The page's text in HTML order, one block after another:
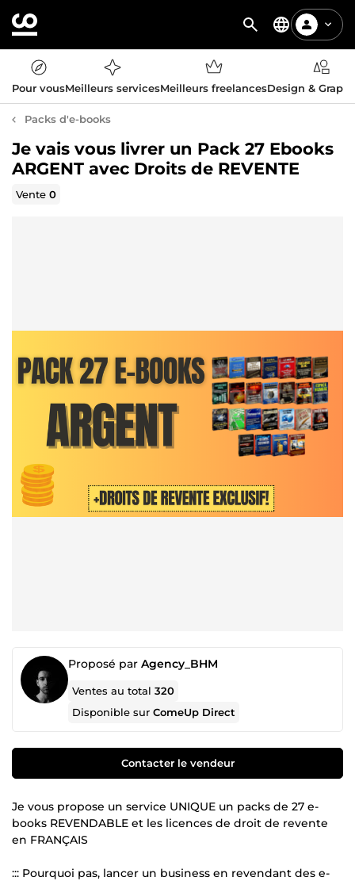
Pour vousMeilleurs servicesMeilleurs freelancesDesign &
Packs d'e-books
Je vais vous livrer un Pack 27 Ebooks
ARGENT avec Droits de REVENTE
Vente0
Proposé par Agency_BHM
Ventes au total320
Disponible surComeUp Direct
Contacter le vendeur
Je vous propose un service UNIQUE un packs de 27 e-
books REVENDABLE et les licences de droit de revente
en FRANÇAIS
::: Pourquoi pas, lancer un business en revendant des e-